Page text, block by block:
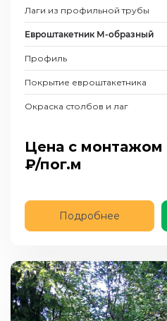
Лаги из профильной трубы
Евроштакетник М-образный
Профиль
Покрытие евроштакетника
Окраска столбов и лаг
Цена с монтажом
₽/пог.м
Подробнее